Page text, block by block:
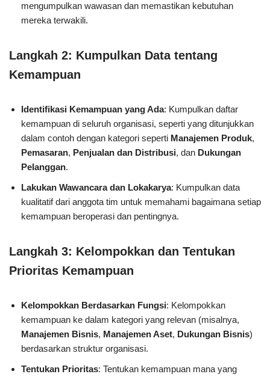
mengumpulkan wawasan dan memastikan kebutuhan
mereka terwakili.
Langkah 2: Kumpulkan Data tentang
Kemampuan
Identifikasi Kemampuan yang Ada: Kumpulkan daftar
kemampuan di seluruh organisasi, seperti yang ditunjukkan
dalam contoh dengan kategori seperti Manajemen Produk,
Pemasaran, Penjualan dan Distribusi, dan Dukungan
Pelanggan.
Lakukan Wawancara dan Lokakarya: Kumpulkan data
kualitatif dari anggota tim untuk memahami bagaimana setiap
kemampuan beroperasi dan pentingnya.
Langkah 3: Kelompokkan dan Tentukan
Prioritas Kemampuan
Kelompokkan Berdasarkan Fungsi: Kelompokkan
kemampuan ke dalam kategori yang relevan (misalnya,
Manajemen Bisnis, Manajemen Aset, Dukungan Bisnis)
berdasarkan struktur organisasi.
Tentukan Prioritas: Tentukan kemampuan mana yang